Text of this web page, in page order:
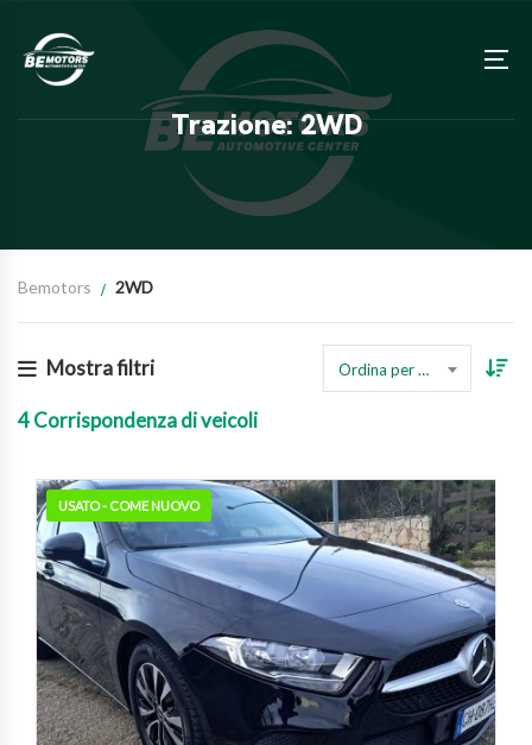
Trazione: 2WD
Bemotors 2WD
Mostra filtri Ordina per prezzo
4Corrispondenza di veicoli
USATO - COME NUOVO